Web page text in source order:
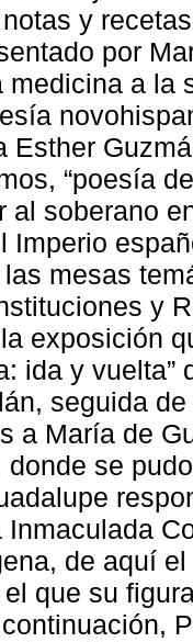
y
por
medicina a la
Esther
“poesía
al soberano
Imperio
mesas
y
exposición
ida y vuelta”
seguida
a María de
donde se
Inmaculada
de aquí
que su